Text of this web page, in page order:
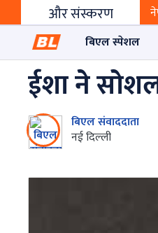
और संस्करण
बिएल स्पेशल
ईशा ने
बिएल संवाददाता
नई दिल्‍ली